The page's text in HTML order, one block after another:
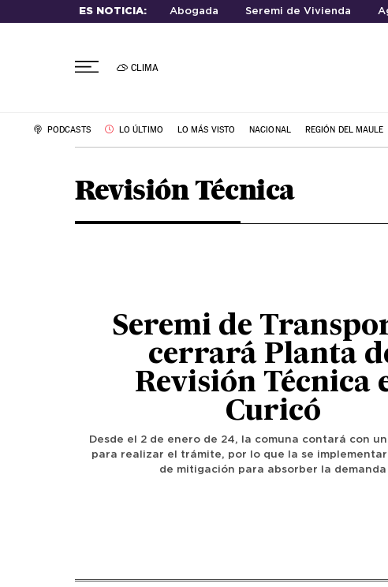
ES NOTICIA: Abogada Seremi de Vivienda
CLIMA
PODCASTS LO ÚLTIMO LO MÁS VISTO NACIONAL REGIÓN DEL MAULE
Revisión Técnica
Seremi de
cerrará Planta
Revisión Técnica
Curicó
Desde el 2 de enero de 24, la comuna contará con
para realizar el trámite, por lo que la se
de mitigación para absorber la demanda